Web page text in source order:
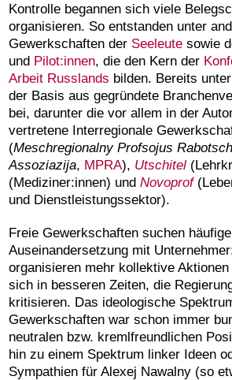
Kontrolle begannen sich viele
organisieren. So entstanden unter
Gewerkschaften der Seeleute sowie
und Pilot:innen, die den Kern der
Arbeit Russlands bilden. Bereits
der Basis aus gegründete
bei, darunter die vor allem in der
vertretene Interregionale
(Meschregionalny Profsojus
Assoziazija, MPRA), Utschitel
(Mediziner:innen) undNovoprof
und Dienstleistungssektor).
Freie Gewerkschaften suchen
Auseinandersetzung mit
organisieren mehr kollektive
sich in besseren Zeiten, die
kritisieren. Das ideologische
Gewerkschaften war schon immer
neutralen bzw. kremlfreundlichen
hin zu einem Spektrum linker Ideen
Sympathien für Alexej Nawalny (so